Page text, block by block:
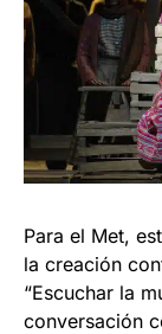
Para el Met,
la creación
“Escuchar la
conversación